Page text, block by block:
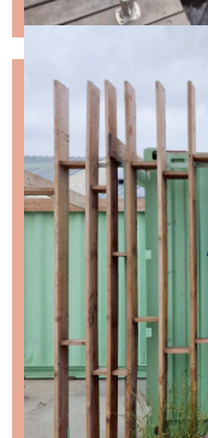
NIKS LEUKS
Schrijf je in voor
ongeveer twee
Stap 1 – vul je
Stap 2 – open de
(niks ontvangen,